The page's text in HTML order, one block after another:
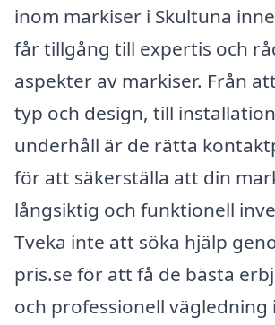
inom markiser i Skultuna
får tillgång till expertis och
aspekter av markiser. Från
typ och design, till
underhåll är de rätta
för att säkerställa att din
långsiktig och funktionell
Tveka inte att söka hjälp
pris.se för att få de bästa
och professionell vägledning